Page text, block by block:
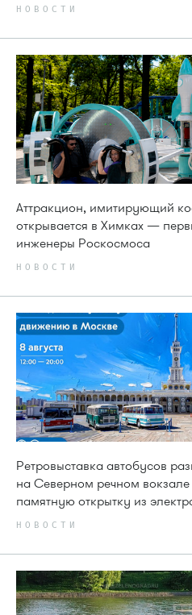
НОВОСТИ
Аттракцион, имитирующий
открывается в Химках —
инженеры Роскосмоса
НОВОСТИ
Ретровыставка автобусов
на Северном речном
памятную открытку из
НОВОСТИ